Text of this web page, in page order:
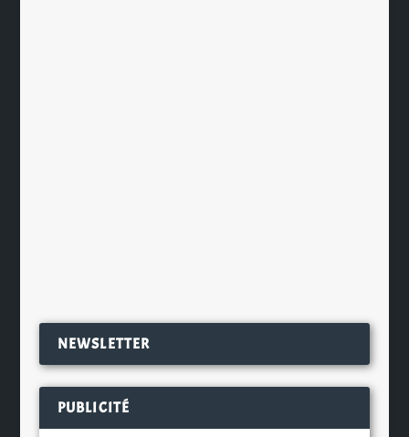
NEWSLETTER
PUBLICITÉ